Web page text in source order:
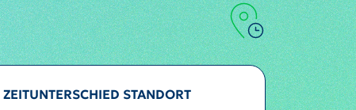
ZEITUNTERSCHIED STANDORT